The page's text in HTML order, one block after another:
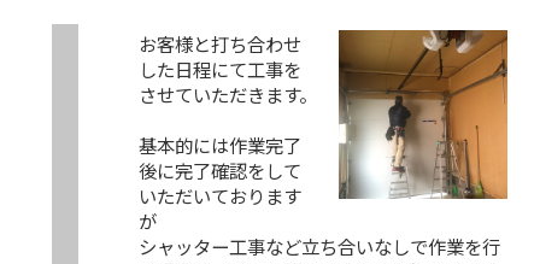
お客様と打ち合わせ
した日程にて工事を
させていただきます。
基本的には作業完了
後に完了確認をして
いただいております
が
シャッター工事など立ち合いなしで作業を行